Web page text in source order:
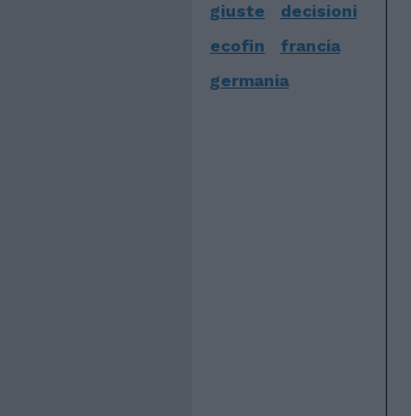
giuste
decisioni
ecofin
francia
germania